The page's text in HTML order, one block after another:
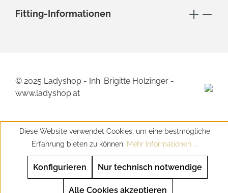
Fitting-Informationen
© 2025 Ladyshop - Inh. Brigitte Holzinger -
www.ladyshop.at
Diese Website verwendet Cookies, um eine bestmögliche
Erfahrung bieten zu können. Mehr Informationen ...
Nur technisch notwendige
Konfigurieren
Alle Cookies akzeptieren